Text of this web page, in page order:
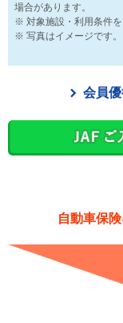
場合があります。
対象施設・利用条件
写真はイメージです。
会員
自動車保